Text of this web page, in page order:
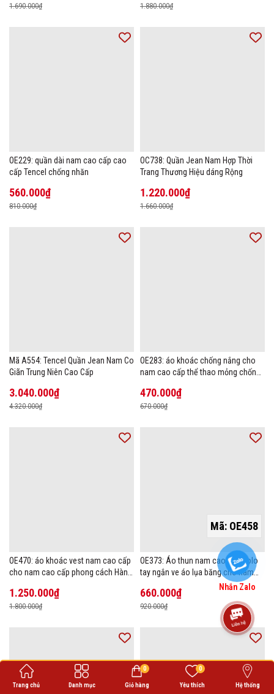
Mã: OE458
1.690.000₫ 1.880.000₫
OE229: quần dài nam cao cấp cao
cấp Tencel chống nhăn
560.000₫
810.000₫
OC738: Quần Jean Nam Hợp Thời
Trang Thương Hiệu dáng Rộng
1.220.000₫
1.660.000₫
Mã A554: Tencel Quần Jean Nam Co
Giãn Trung Niên Cao Cấp
3.040.000₫
4.320.000₫
OE283: áo khoác chống nắng cho
nam cao cấp thể thao mỏng chống
470.000₫
670.000₫
OE470: áo khoác vest nam cao cấp
cho nam cao cấp phong cách Hàn
1.250.000₫
1.800.000₫
OE373: Áo thun nam cao cấp polo
tay ngắn ve áo lụa băng cho nam
cao cấp Áo phông mùa hè
660.000₫
920.000₫
Trang chủ Danh mục Giỏ hàng
0
Yêu thích
0
Hệ thống
Nhắn Zalo